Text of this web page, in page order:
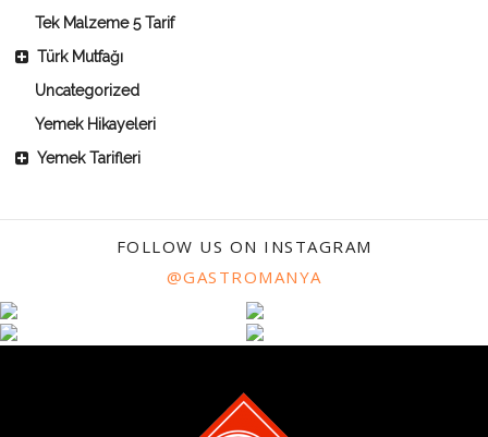
Tek Malzeme 5 Tarif
Türk Mutfağı
Uncategorized
Yemek Hikayeleri
Yemek Tarifleri
FOLLOW US ON INSTAGRAM
@GASTROMANYA